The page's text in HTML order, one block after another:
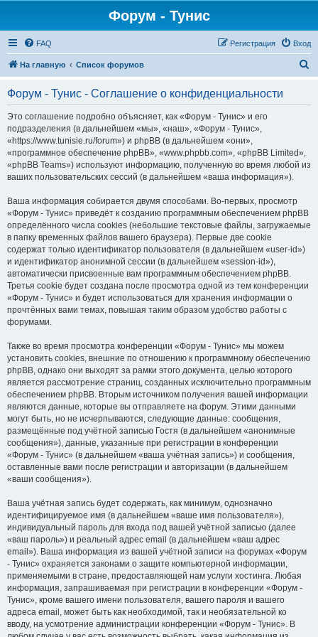
Форум - Тунис
FAQ Вход
Регистрация
На главную Список форумов
Форум - Тунис - Соглашение о конфиденциальности
Это соглашение подробно объясняет, как «Форум - Тунис» и его
подразделения (в дальнейшем «мы», «наш», «Форум - Тунис»,
«https://www.tunisie.ru/forum») и phpBB (в дальнейшем «они»,
«программное обеспечение phpBB», «www.phpbb.com», «phpBB Limited»,
«phpBB Teams») используют информацию, полученную во время любой из
ваших пользовательских сессий (в дальнейшем «ваша информация»).
Ваша информация собирается двумя способами. Во-первых, просмотр
«Форум - Тунис» приведёт к созданию программным обеспечением phpBB
определённого числа cookies (небольшие текстовые файлы, загружаемые
в папку временных файлов вашего браузера). Первые две cookie
содержат только идентификатор пользователя (в дальнейшем «user-id»)
и идентификатор анонимной сессии (в дальнейшем «session-id»),
автоматически присвоенные вам программным обеспечением phpBB.
Третья cookie будет создана после просмотра одной из тем конференции
«Форум - Тунис» и будет использоваться для хранения информации о
прочтённых вами темах, повышая таким образом удобство работы с
форумами.
Также во время просмотра конференции «Форум - Тунис» мы можем
установить cookies, внешние по отношению к программному обеспечению
phpBB, однако они выходят за рамки этого документа, целью которого
является рассмотрение страниц, созданных исключительно программным
обеспечением phpBB. Вторым источником получения вашей информации
являются данные, которые вы отправляете на форум. Этими данными
могут быть, но не исчерпываются, следующие данные: сообщения,
размещённые под учётной записью Гостя (в дальнейшем «анонимные
сообщения»), данные, указанные при регистрации в конференции
«Форум - Тунис» (в дальнейшем «ваша учётная запись») и сообщения,
оставленные вами после регистрации и авторизации (в дальнейшем
«ваши сообщения»).
Ваша учётная запись будет содержать, как минимум, однозначно
идентифицируемое имя (в дальнейшем «ваше имя пользователя»),
индивидуальный пароль для входа под вашей учётной записью (далее
«ваш пароль») и реальный адрес email (в дальнейшем «ваш адрес
email»). Ваша информация из вашей учётной записи на форумах «Форум
- Тунис» охраняется законами о защите компьютерной информации,
применяемыми в стране, предоставляющей нам услуги хостинга. Любая
информация, запрашиваемая при регистрации в конференции «Форум -
Тунис», кроме вашего имени пользователя, вашего пароля и вашего
адреса email, может быть как необходимой, так и необязательной ко
вводу, на усмотрение администрации конференции «Форум - Тунис». В